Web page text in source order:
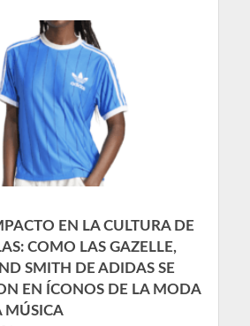
EN LA CULTURA DE
COMO LAS GAZELLE,
SMITH DE ADIDAS SE
EN ÍCONOS DE LA MODA
MÚSICA